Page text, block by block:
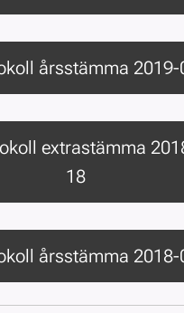
årsstämma 2019-
extrastämma
18
årsstämma 2018-